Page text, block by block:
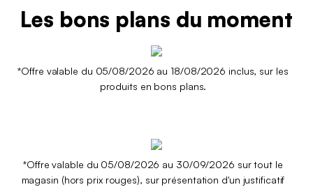
Les bons plans du moment
*Offre valable du 05/08/2026 au 18/08/2026 inclus, sur les
produits en bons plans.
*Offre valable du 05/08/2026 au 30/09/2026 sur tout le
magasin (hors prix rouges), sur présentation d'un justificatif